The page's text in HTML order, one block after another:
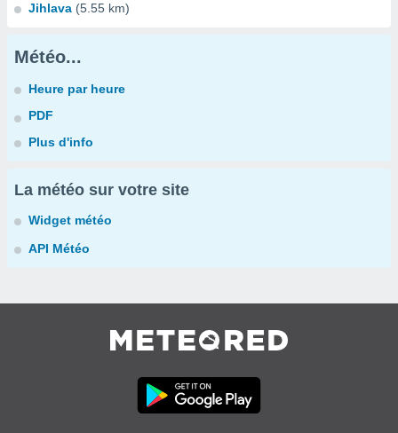
Jihlava (5.55 km)
Météo...
Heure par heure
PDF
Plus d'info
La météo sur votre site
Widget météo
API Météo